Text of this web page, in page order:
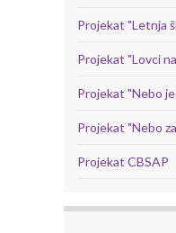
Projekat "Letnja
Projekat "Lovci
Projekat "Nebo
Projekat "Nebo
Projekat CBSAP